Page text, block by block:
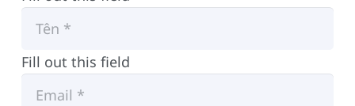
Fill out this field